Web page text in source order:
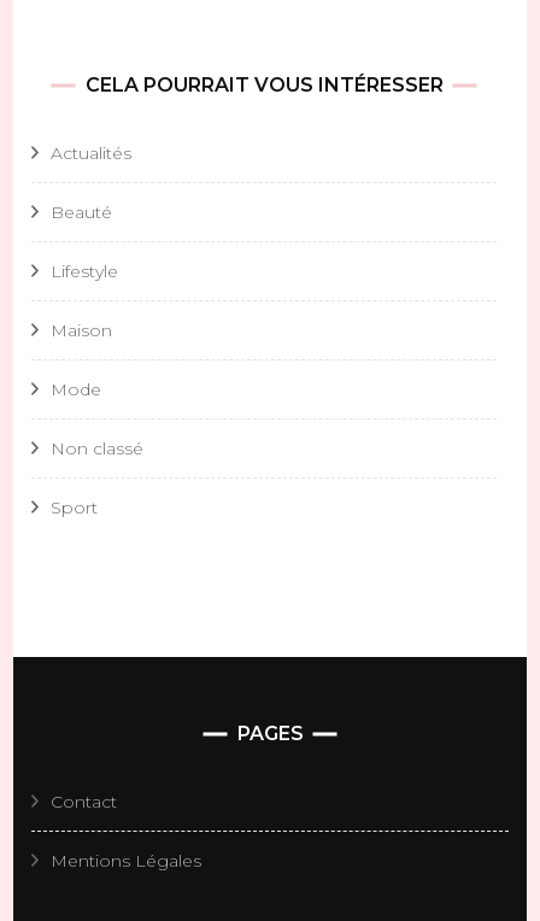
CELA POURRAIT VOUS INTÉRESSER
Actualités
Beauté
Lifestyle
Maison
Mode
Non classé
Sport
PAGES
Contact
Mentions Légales